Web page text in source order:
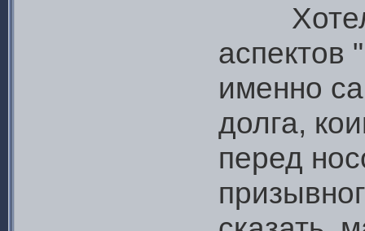
аспектов
именно
долга,
перед